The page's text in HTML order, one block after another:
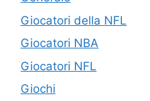
Giocatori della NFL
Giocatori NBA
Giocatori NFL
Giochi